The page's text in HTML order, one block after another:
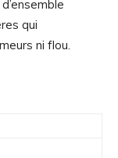
qui
ni flou.